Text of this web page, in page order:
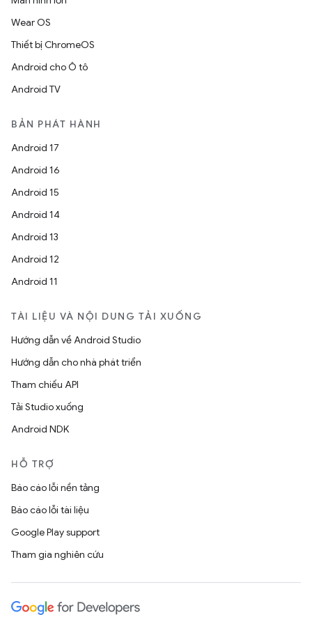
Wear OS
Thiết bị ChromeOS
Android cho Ô tô
Android TV
BẢN PHÁT HÀNH
Android 17
Android 16
Android 15
Android 14
Android 13
Android 12
Android 11
TÀI LIỆU VÀ NỘI DUNG TẢI XUỐNG
Hướng dẫn về Android Studio
Hướng dẫn cho nhà phát triển
Tham chiếu API
Tải Studio xuống
Android NDK
HỖ TRỢ
Báo cáo lỗi nền tảng
Báo cáo lỗi tài liệu
Google Play support
Tham gia nghiên cứu